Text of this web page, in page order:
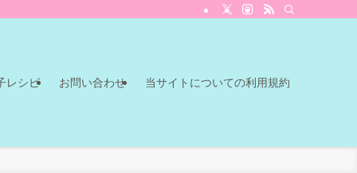
レシピ お問い合わせ 当サイトについての利用規約